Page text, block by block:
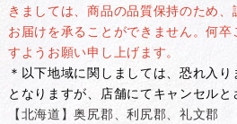
きましては、商品の品質保持のため
お届けを承ることができません。何
すようお願い申し上げます。
＊以下地域に関しましては、恐れ入
となりますが、店舗にてキャンセル
【北海道】奥尻郡、利尻郡、礼文郡